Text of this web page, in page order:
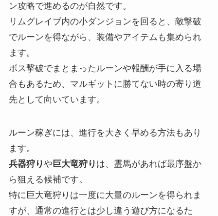
ン攻略で進めるのが自然です。
リムグレイブ内の小ダンジョンを回ると、敵撃破
でルーンを得ながら、装備やアイテムも集められ
ます。
ボス撃破でまとまったルーンや報酬が手に入る場
合もあるため、マルギットに勝てない時の寄り道
先として向いています。
ルーン稼ぎには、進行を大きく早める方法もあり
ます。
兵器狩りや 巨大竜狩り は、霊馬があれば最序盤か
ら狙える候補です。
特に巨大竜狩りは一度に大量のルーンを得られま
すが、通常の進行とは少し違う遊び方になるた